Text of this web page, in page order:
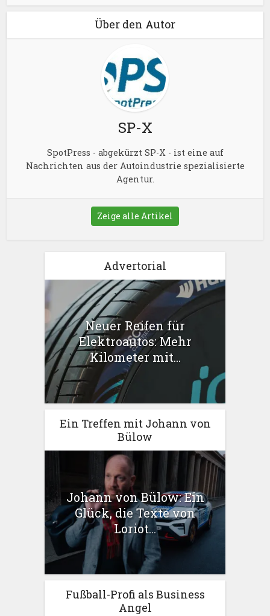
Über den Autor
SP-X
SpotPress - abgekürzt SP-X - ist eine auf
Nachrichten aus der Autoindustrie spezialisierte
Agentur.
Zeige alle Artikel
Advertorial
Neuer Reifen für
Elektroautos: Mehr
Kilometer mit...
Ein Treffen mit Johann von
Bülow
Johann von Bülow: Ein
Glück, die Texte von
Loriot...
Fußball-Profi als Business
Angel